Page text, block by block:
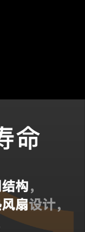
构，
扇设计，